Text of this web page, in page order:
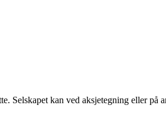
kan ved aksjetegning eller på